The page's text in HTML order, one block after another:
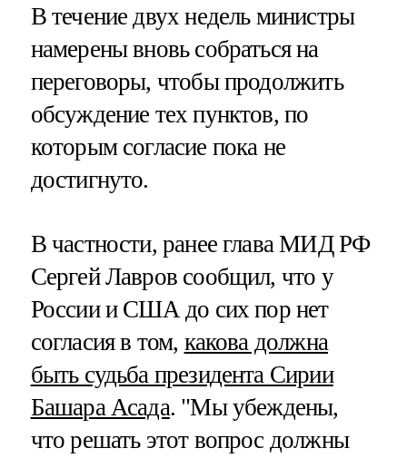
В течение двух недель министры
намерены вновь собраться на
переговоры, чтобы продолжить
обсуждение тех пунктов, по
которым согласие пока не
достигнуто.
В частности, ранее глава МИД РФ
Сергей Лавров сообщил, что у
России и США до сих пор нет
согласия в том, какова должна
быть судьба президента Сирии
Башара Асада. "Мы убеждены,
что решать этот вопрос должны